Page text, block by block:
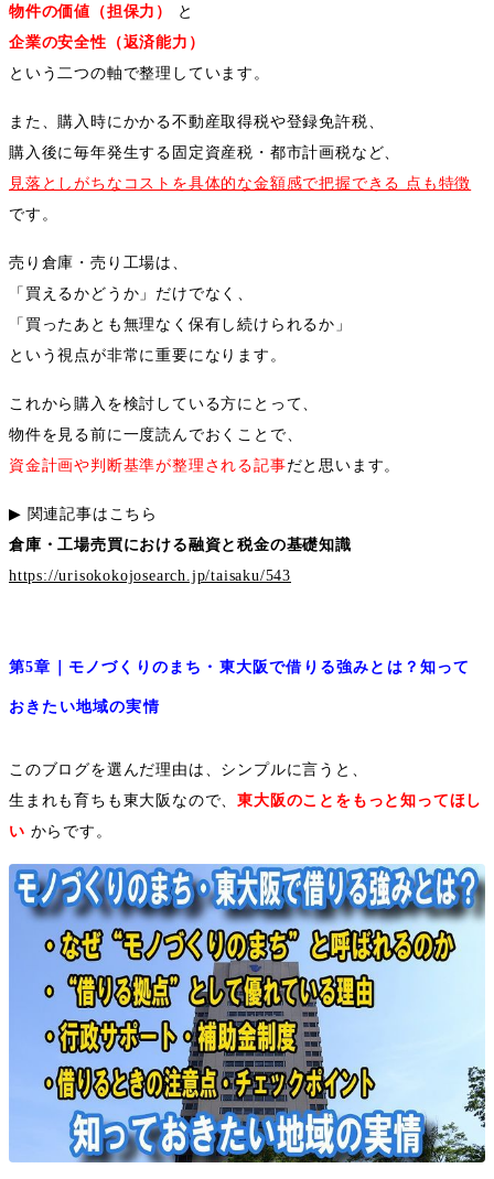
物件の価値（担保力）
と
企業の安全性（返済能力）
という二つの軸で整理しています。
また、購入時にかかる不動産取得税や登録免許税、
購入後に毎年発生する固定資産税・都市計画税など、
見落としがちなコストを具体的な金額感で把握できる 点も特徴
です。
売り倉庫・売り工場は、
「買えるかどうか」だけでなく、
「買ったあとも無理なく保有し続けられるか」
という視点が非常に重要になります。
これから購入を検討している方にとって、
物件を見る前に一度読んでおくことで、
資金計画や判断基準が整理される記事だと思います。
▶︎ 関連記事はこちら
倉庫・工場売買における融資と税金の基礎知識
https://urisokokojosearch.jp/taisaku/543
第5章｜モノづくりのまち・東大阪で借りる強みとは？知って
おきたい地域の実情
このブログを選んだ理由は、シンプルに言うと、
生まれも育ちも東大阪なので、東大阪のことをもっと知ってほし
い からです。